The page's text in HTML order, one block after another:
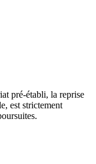
pré-établi, la reprise
est strictement